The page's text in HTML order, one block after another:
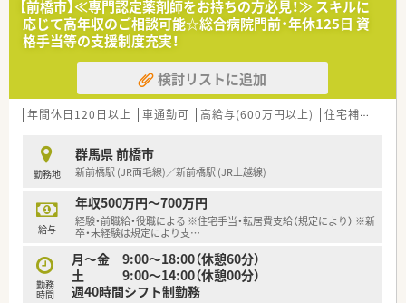
＼キャリアアップ／
スペシャリストとして専門性の追求はもちろんのこと、
エリア長や調剤リーダーといった店舗を統括する管理職や、
本部のサポート管理職へのステップアップなど
それぞれの志向にあわせたキャリアがございます♪
社内研修やeラーニングも充実しており、
スキルに自信のない方でもスムーズに業務習得いただけます！
DGS54店舗 調剤併設店22店舗と群馬県内をメインに出店して
います。
2020年よりウエルシアHDGに参画、今後も成長し続ける群馬県
展開の地場企業です。
2022年12月現在で調剤併設率は47%！
今後60％を目指して店舗展開をされており、
多数の活躍できる場がございます♪
＼店舗の特徴／
上毛鉄道 三俣駅から歩いてすぐの立地です。
ドラッグストア併設の調剤薬局で駐車場は広く、
お買い物ついでの患者様がメインとなり、
面対応で幅広い処方箋を応需しています。
18時までの開局で残業はほぼございません♪
＼就業環境／
【前橋市】≪専門認定薬剤師をお持ちの方必見！≫ スキルに
応じて高年収のご相談可能☆総合病院門前・年休125日 資
格手当等の支援制度充実！
検討リストに追加
年間休日120日以上 車通勤可 高給与(600万円以上) 住宅補助(手当)あり
勤務地
群馬県 前橋市
新前橋駅 (JR両毛線)／新前橋駅 (JR上越線)
給与
年収500万円～700万円
経験・前職給・役職による ※住宅手当・転居費支給（規定により） ※新
卒・未経験は規定により支…
勤務
時間
月～金 9:00～18:00（休憩60分）
土 9:00～14:00（休憩00分）
週40時間シフト制勤務